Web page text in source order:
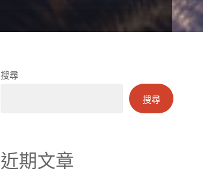
搜尋
搜尋
近期文章